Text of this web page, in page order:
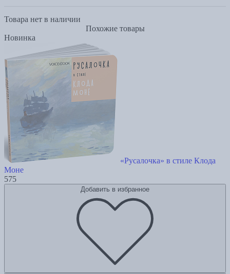
Товара нет в наличии
Похожие товары
Новинка
«Русалочка» в стиле Клода
Моне
575
Добавить в избранное